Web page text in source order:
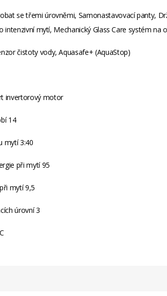
se třemi úrovněmi, Samonastavovací panty,
intenzivní mytí, Mechanický Glass Care systém na
čistoty vody, Aquasafe+ (AquaStop)
invertorový motor
14
mytí3:40
při mytí 95
mytí9,5
úrovní3
C